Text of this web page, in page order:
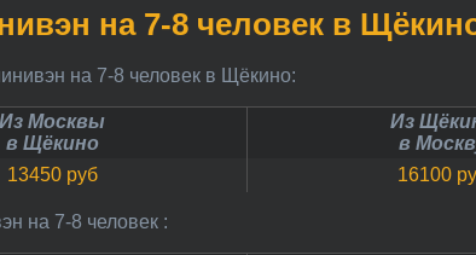
на 7-8 человек в
на 7-8 человек в Щёкино:
Из Москвы
в Щёкино
13450 руб
Из
в
16100
на 7-8 человек :